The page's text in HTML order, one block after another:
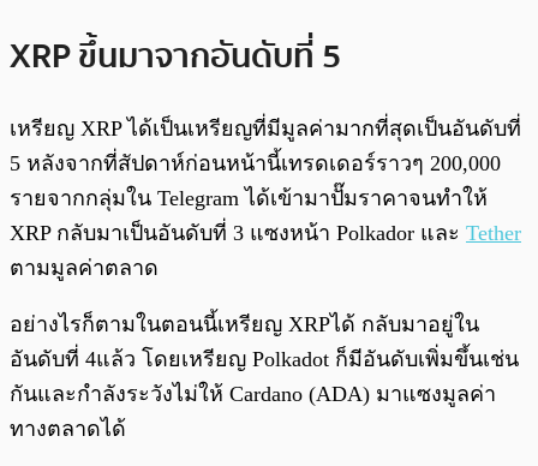
XRP ขึ้นมาจากอันดับที่ 5
เหรียญ XRP ได้เป็นเหรียญที่มีมูลค่ามากที่สุดเป็นอันดับที่
5 หลังจากที่สัปดาห์ก่อนหน้านี้เทรดเดอร์ราวๆ 200,000
รายจากกลุ่มใน Telegram ได้เข้ามาปั๊มราคาจนทำให้
XRP กลับมาเป็นอันดับที่ 3 แซงหน้า Polkador และ Tether
ตามมูลค่าตลาด
อย่างไรก็ตามในตอนนี้เหรียญ XRPได้ กลับมาอยู่ใน
อันดับที่ 4แล้ว โดยเหรียญ Polkadot ก็มีอันดับเพิ่มขึ้นเช่น
กันและกำลังระวังไม่ให้ Cardano (ADA) มาแซงมูลค่า
ทางตลาดได้